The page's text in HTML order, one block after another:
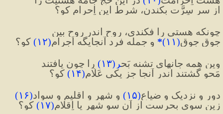
از سرِ سِرَّت بکندن، شرط این اِحرام کو؟
چونکه هستی را فکندی، روح اندر روح بین
جوق جوق(۱۱)
* و جمله فرد آنجایگه اَجرام(۱۲) کو؟
وین همه جانهایِ تشنه بَحر (۱۳) را چون یافتند
مَحو گشتند اندر آنجا جز یکی عَلّام(۱۴) کو؟
دور و نزدیک و ضیاع(۱۵) و شهر و اقلیم و سواد(۱۶)
زین سویِ بحرست از آن سو شهر یا اِقلام(۱۷) کو؟